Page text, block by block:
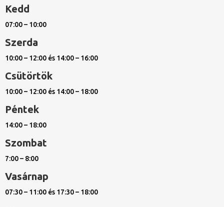
Kedd
07:00 – 10:00
Szerda
10:00 – 12:00 és 14:00 – 16:00
Csütörtök
10:00 – 12:00 és 14:00 – 18:00
Péntek
14:00 – 18:00
Szombat
7:00 – 8:00
Vasárnap
07:30 – 11:00 és 17:30 – 18:00